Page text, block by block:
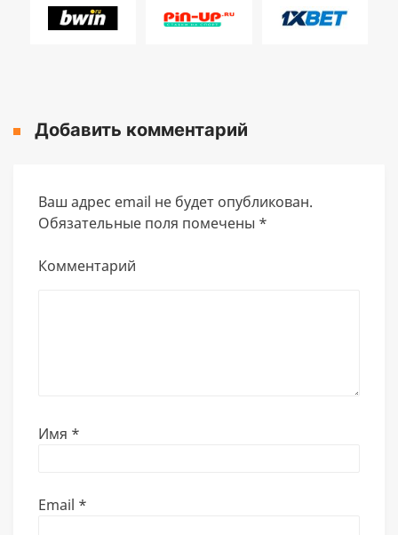
Добавить комментарий
Ваш адрес email не будет опубликован.
Обязательные поля помечены *
Комментарий
Имя *
Email *